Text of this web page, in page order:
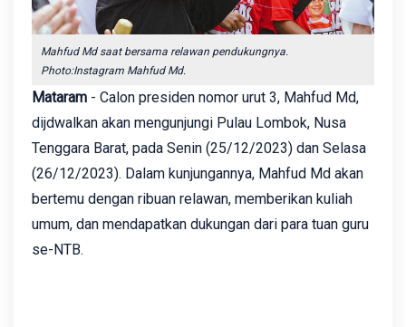
Mahfud Md saat bersama relawan pendukungnya.
Photo:Instagram Mahfud Md.
Mataram - Calon presiden nomor urut 3, Mahfud Md,
dijdwalkan akan mengunjungi Pulau Lombok, Nusa
Tenggara Barat, pada Senin (25/12/2023) dan Selasa
(26/12/2023). Dalam kunjungannya, Mahfud Md akan
bertemu dengan ribuan relawan, memberikan kuliah
umum, dan mendapatkan dukungan dari para tuan guru
se-NTB.